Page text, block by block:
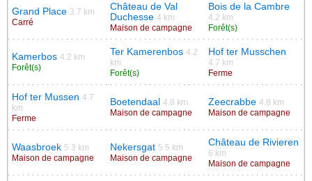
Grand Place 3.7 km
Carré
Château de Val
Duchesse 4 km
Maison de campagne
Bois de la Cambre
4.2 km
Forêt(s)
Kamerbos 4.2 km
Forêt(s)
Ter Kamerenbos 4.2
km
Forêt(s)
Hof ter Musschen
4.7 km
Ferme
Hof ter Mussen 4.7
km
Ferme
Boetendaal 4.8 km
Maison de campagne
Zeecrabbe 4.8 km
Maison de campagne
Waasbroek 5.3 km
Maison de campagne
Nekersgat 5.5 km
Maison de campagne
Château de Rivieren
6 km
Maison de campagne